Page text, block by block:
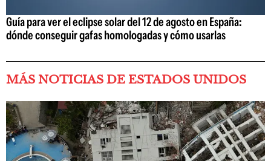
Guía para ver el eclipse solar del 12 de agosto en España:
dónde conseguir gafas homologadas y cómo usarlas
MÁS NOTICIAS DE ESTADOS UNIDOS